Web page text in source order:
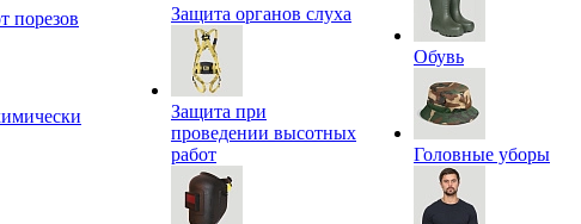
порезов Защита органов слуха
Защита при
проведении высотных
работ
Обувь
Головные уборы